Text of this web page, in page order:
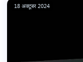
18 अक्टूबर 2024